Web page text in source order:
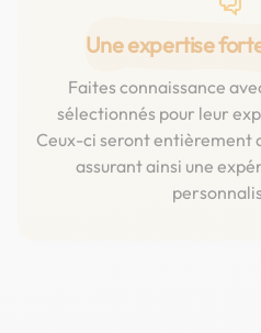
Une expertise
Faites connaissance
sélectionnés pour leur
Ceux-ci seront entièrement
assurant ainsi une